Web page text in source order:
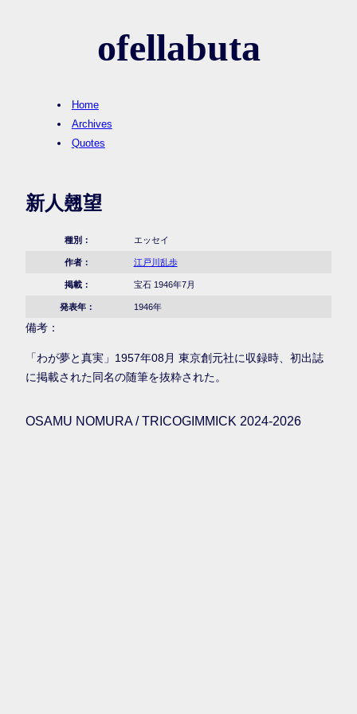
ofellabuta
Home
Archives
Quotes
新人翹望
種別： エッセイ
作者： 江戸川乱歩
掲載： 宝石 1946年7月
発表年： 1946年
備考：
「わが夢と真実」1957年08月 東京創元社に収録時、初出誌
に掲載された同名の随筆を抜粋された。
OSAMU NOMURA / TRICOGIMMICK 2024-2026